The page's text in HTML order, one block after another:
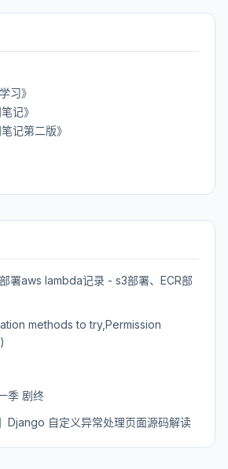
习》
记》
记第二版》
署aws lambda记录 - s3部署、ECR部
methods to try,Permission
季 剧终
Django 自定义异常处理页面源码解读